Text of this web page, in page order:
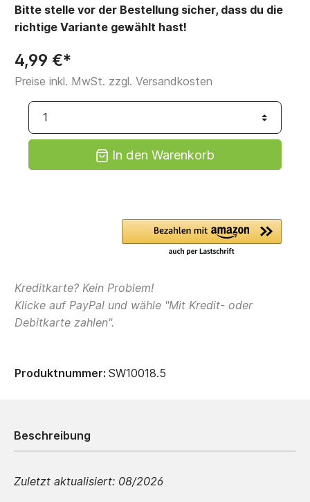
4,99 €*
Preise inkl. MwSt. zzgl. Versandkosten
Bitte stelle vor der Bestellung sicher, dass du die
richtige Variante gewählt hast!
In den Warenkorb
Kreditkarte? Kein Problem!
Klicke auf PayPal und wähle "Mit Kredit- oder
Debitkarte zahlen".
Produktnummer: SW10018.5
Beschreibung
Zuletzt aktualisiert: 08/2026